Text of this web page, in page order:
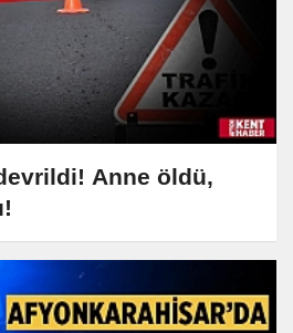
Anne öldü,